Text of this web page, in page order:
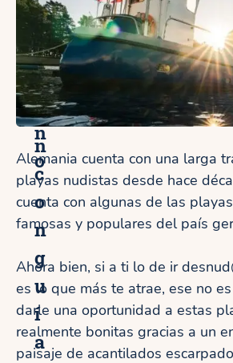
u
r
b
a
n
o
e
r
l
í
n
c
o
n
g
u
í
a
Alemania cuenta con una larga
playas nudistas desde hace
cuenta con algunas de las
famosas y populares del país
Ahora bien, si a ti lo de ir
es lo que más te atrae, ese no
darle una oportunidad a estas
realmente bonitas gracias a un
paisaje de acantilados